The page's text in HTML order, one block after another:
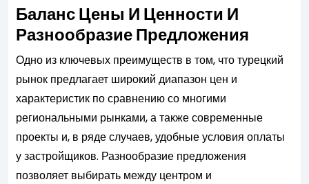
Баланс Цены И Ценности И
Разнообразие Предложения
Одно из ключевых преимуществ в том, что турецкий
рынок предлагает широкий диапазон цен и
характеристик по сравнению со многими
региональными рынками, а также современные
проекты и, в ряде случаев, удобные условия оплаты
у застройщиков. Разнообразие предложения
позволяет выбирать между центром и